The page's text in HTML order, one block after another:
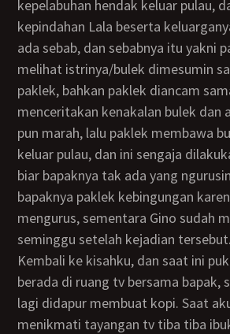
kepelabuhan hendak keluar pulau,
kepindahan Lala beserta
ada sebab, dan sebabnya itu yakni
melihat istrinya/bulek dimesumin
paklek, bahkan paklek diancam
menceritakan kenakalan bulek dan
pun marah, lalu paklek membawa
keluar pulau, dan ini sengaja
biar bapaknya tak ada yang
bapaknya paklek kebingungan
mengurus, sementara Gino sudah
seminggu setelah kejadian tersebut.
kembali ke kisahku, dan saat ini pukul 7 malam, aku
berada di ruang tv bersama bapak,
lagi didapur membuat kopi. Saat
menikmati tayangan tv tiba tiba